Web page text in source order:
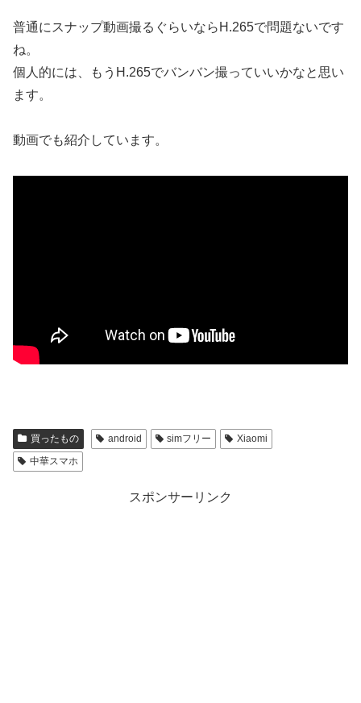
普通にスナップ動画撮るぐらいならH.265で問題ないです
ね。
個人的には、もうH.265でバンバン撮っていいかなと思い
ます。
動画でも紹介しています。
買ったもの android simフリー
Xiaomi
中華スマホ
スポンサーリンク